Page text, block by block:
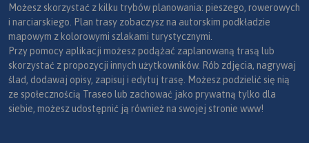
Możesz skorzystać z kilku trybów planowania: pieszego, rowerowych
i narciarskiego. Plan trasy zobaczysz na autorskim podkładzie
mapowym z kolorowymi szlakami turystycznymi.
Przy pomocy aplikacji możesz podążać zaplanowaną trasą lub
skorzystać z propozycji innych użytkowników. Rób zdjęcia, nagrywaj
ślad, dodawaj opisy, zapisuj i edytuj trasę. Możesz podzielić się nią
ze społecznością Traseo lub zachować jako prywatną tylko dla
siebie, możesz udostępnić ją również na swojej stronie www!